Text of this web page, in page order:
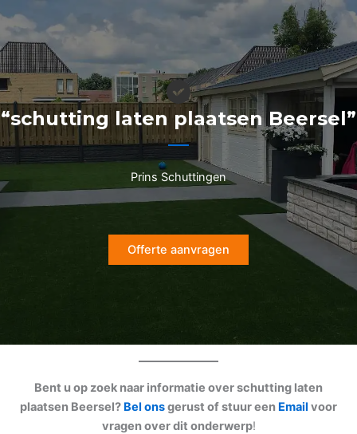
naar
de
inhoud
“schutting laten plaatsen Beersel”
Prins Schuttingen
Offerte aanvragen
Bent u op zoek naar informatie over schutting laten
plaatsen Beersel? Bel onsgerust of stuur een Email voor
vragen over dit onderwerp!